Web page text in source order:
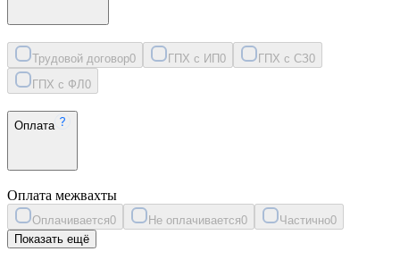
Трудовой договор0 ГПХ с ИП0 ГПХ с СЗ0
ГПХ с ФЛ 0
Оплата
Оплата межвахты
Оплачивается0 Не оплачивается0 Частично0
Показать ещё